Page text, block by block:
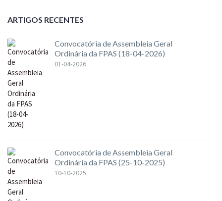
ARTIGOS RECENTES
Convocatória de Assembleia Geral
Ordinária da FPAS (18-04-2026)
01-04-2026
Convocatória de Assembleia Geral
Ordinária da FPAS (25-10-2025)
10-10-2025